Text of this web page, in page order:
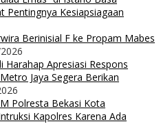
Pentingnya Kesiapsiagaan
Berinisial F ke Propam Mabes
Harahap Apresiasi Respons
Jaya Segera Berikan
Polresta Bekasi Kota
Kapolres Karena Ada